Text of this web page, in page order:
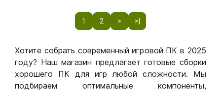
1 2 > >|
Хотите собрать современный игровой ПК в 2025
году? Наш магазин предлагает готовые сборки
хорошего ПК для игр любой сложности. Мы
подбираем оптимальные компоненты,